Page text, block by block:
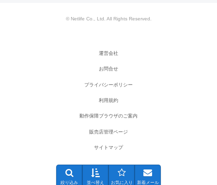
絞り込み 並べ替え お気に入り 新着メール
© Netlife Co., Ltd. All Rights Reserved.
運営会社
お問合せ
プライバシーポリシー
利用規約
動作保障ブラウザのご案内
販売店管理ページ
サイトマップ